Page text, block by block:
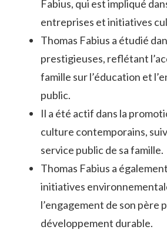
Fabius, qui est impliqué
entreprises et initiatives
Thomas Fabius a étudié
prestigieuses, reflétant
famille sur l’éducation et
public.
Il a été actif dans la
culture contemporains,
service public de sa famille.
Thomas Fabius a
initiatives
l’engagement de son père
développement durable.